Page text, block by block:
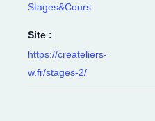
Stages&Cours
Site :
https://createliers-
w.fr/stages-2/